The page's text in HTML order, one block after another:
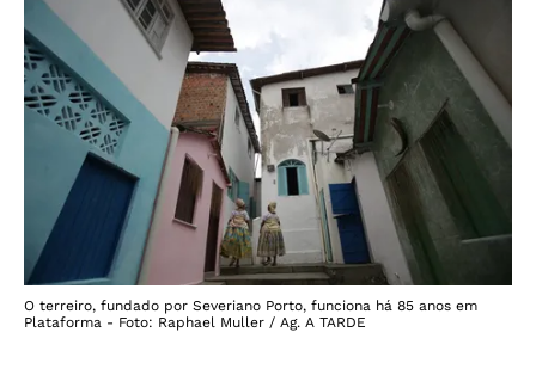
O terreiro, fundado por Severiano Porto, funciona há 85 anos em
Plataforma - Foto: Raphael Muller / Ag. A TARDE